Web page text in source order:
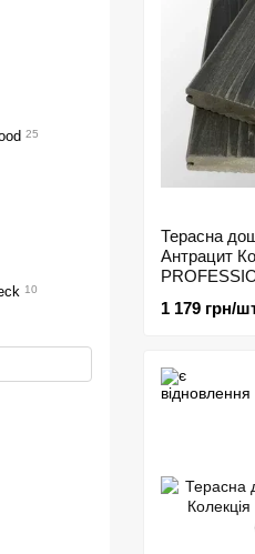
Терасна
Антрацит
1 179 грн/
25
10